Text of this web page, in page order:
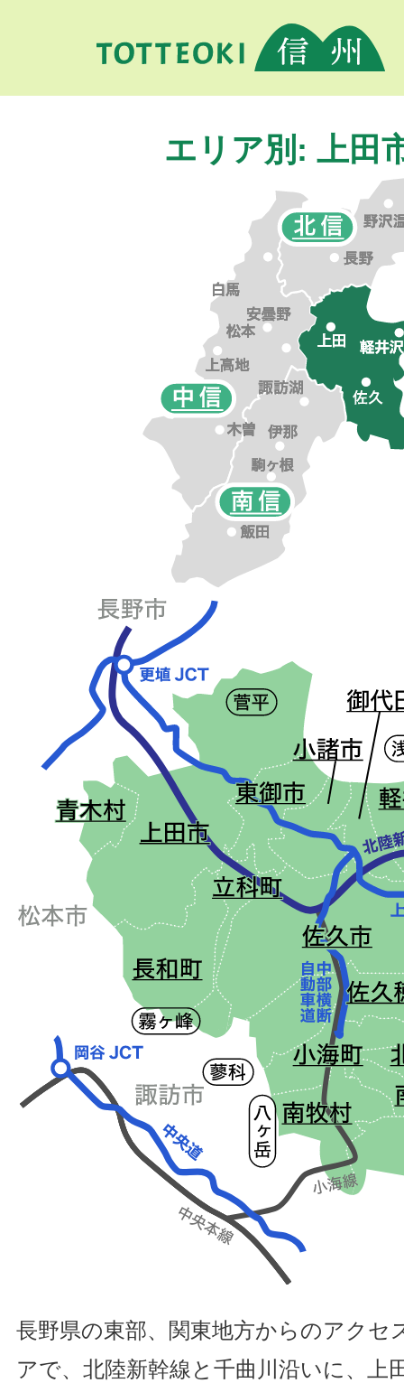
エリア別: 上田
長野県の東部、関東地方からのアクセ
アで、北陸新幹線と千曲川沿いに、上